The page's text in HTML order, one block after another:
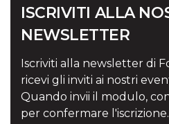
ISCRIVITI ALLA
NEWSLETTER
Iscriviti alla newsletter di
ricevi gli inviti ai nostri
Quando invii il modulo,
per confermare l'iscrizione.